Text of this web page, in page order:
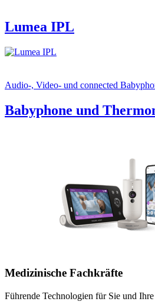
Lumea IPL
Audio-, Video- und connected
Babyphone und
Medizinische Fachkräfte
Führende Technologien für Sie und Ihre